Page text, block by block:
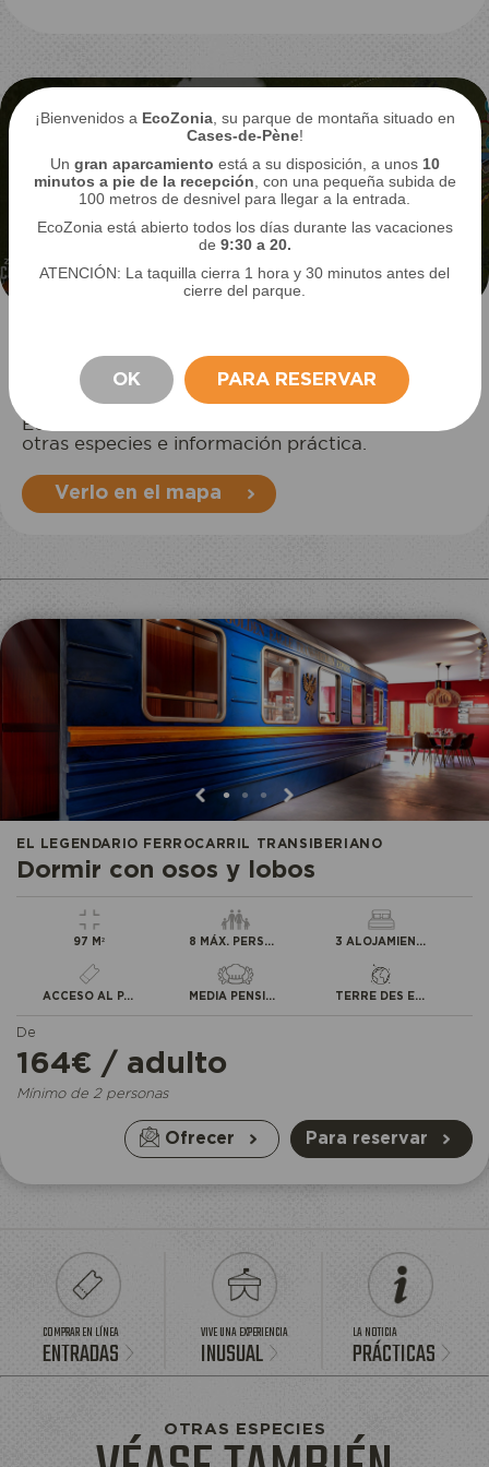
Vea Lobo gris en el mapa interactivo de
EcoZonia. Descubra también la ubicación de
otras especies e información práctica.
Verlo en el mapa
• • •
EL LEGENDARIO FERROCARRIL TRANSIBERIANO
Dormir con osos y lobos
97 M² 8 MÁX. PERSONAS 3 ALOJAMIENTO
ACCESO AL PARQUE MEDIA PENSIÓN TERRE DES EXTRÊMES
De
164€ / adulto
Mínimo de 2 personas
Ofrecer Para reservar
COMPRAR EN LÍNEA
ENTRADAS
VIVE UNA EXPERIENCIA
INUSUAL
LA NOTICIA
PRÁCTICAS
OTRAS ESPECIES
PERMANECER
¡Bienvenidos a EcoZonia, su parque de montaña situado en
Cases-de-Pène!
Un gran aparcamiento está a su disposición, a unos 10
minutos a pie de la recepción , con una pequeña subida de
100 metros de desnivel para llegar a la entrada.
EcoZonia está abierto todos los días durante las vacaciones
de 9:30 a 20.
ATENCIÓN: La taquilla cierra 1 hora y 30 minutos antes del
cierre del parque.
OK PARA RESERVAR